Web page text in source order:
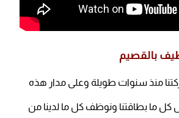
بالقصيم
منذ سنوات طويلة وعلى مدار هذه
كل ما بطاقتنا ونوظف كل ما لدينا من